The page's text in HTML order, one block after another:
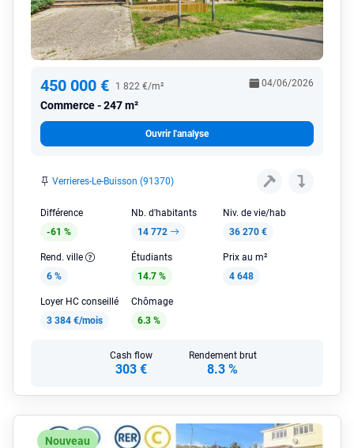
450 000 € 1 822 €/m²
Commerce 247 m²
04/06/2026
Ouvrir l'analyse
Verrieres-Le-Buisson (91370)
Différence
-61 %
Nb. d'habitants
14 772
Niv. de vie/hab
36 270 €
Rend. ville
6 %
Étudiants
14.7 %
Prix au m²
4 648
Loyer HC conseillé
3 384 €/mois
Chômage
6.3 %
Cash flow
303 €
Rendement brut
8.3 %
Nouveau